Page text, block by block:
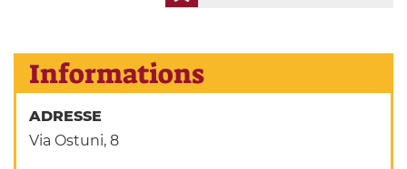
Informations
ADRESSE
Via Ostuni, 8